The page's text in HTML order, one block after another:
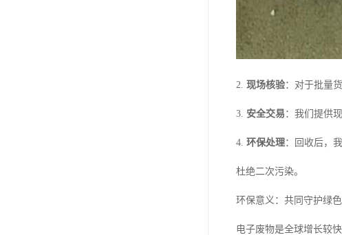
2. 现场核验：对于批量
3. 安全交易 ：我们提供
4. 环保处理：回收后，
杜绝二次污染。
环保意义：共同守护绿
电子废物是全球增长较